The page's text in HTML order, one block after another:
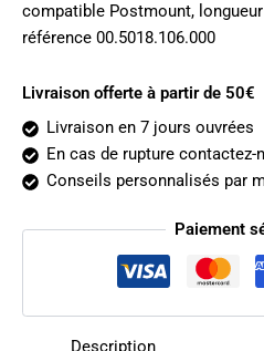
compatible Postmount,
référence 00.5018.106.000
Livraison offerte à partir de 50€
Livraison en 7 jours ouvrées
En cas de rupture
Conseils personnalisés par
Paiement
Description